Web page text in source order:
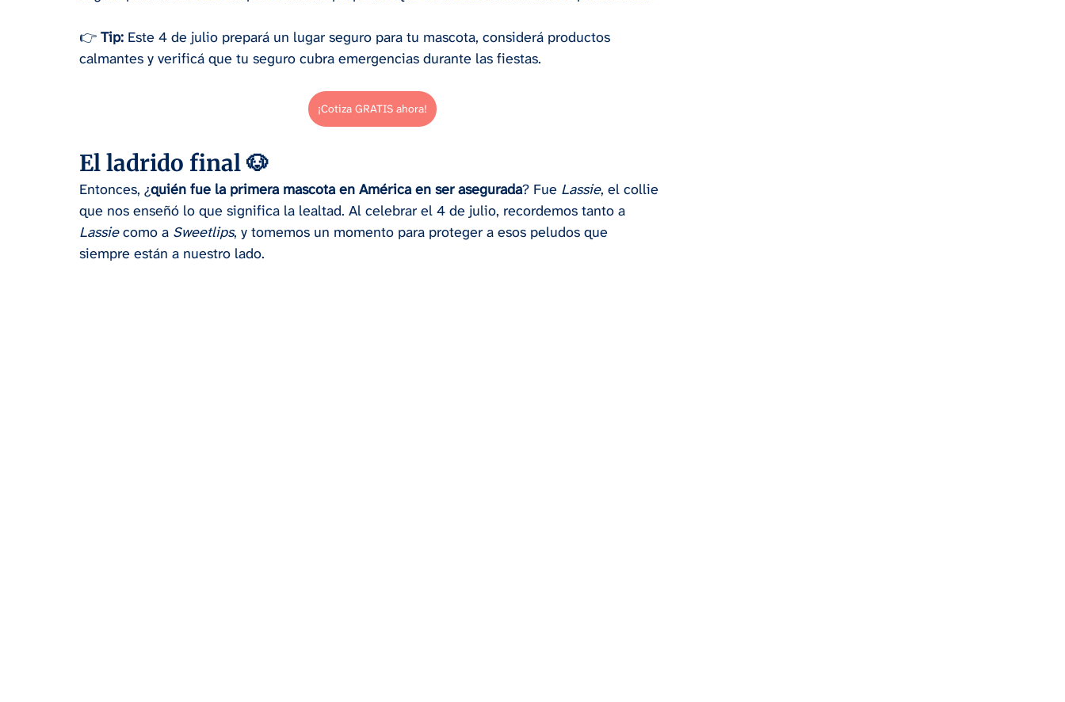
👉 Tip: Este 4 de julio prepará un lugar seguro para tu mascota, considerá productos
calmantes y verificá que tu seguro cubra emergencias durante las fiestas.
¡Cotiza GRATIS ahora!
El ladrido final 🐶
Entonces, ¿quién fue la primera mascota en América en ser asegurada? Fue Lassie, el collie
que nos enseñó lo que significa la lealtad. Al celebrar el 4 de julio, recordemos tanto a
Lassie como a Sweetlips, y tomemos un momento para proteger a esos peludos que
siempre están a nuestro lado.